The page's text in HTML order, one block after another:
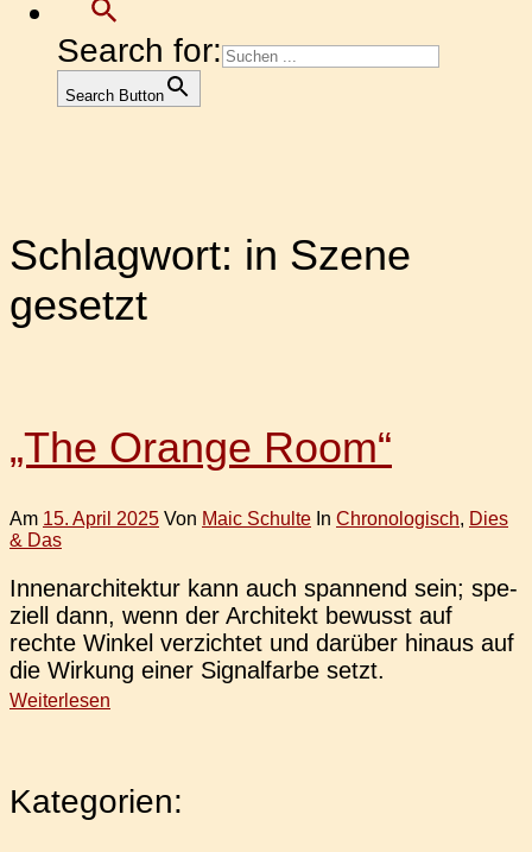
Search for:
Search Button
Schlagwort: in Szene
gesetzt
„The Orange Room“
Am 15. April 2025 Von Maic Schulte In Chronologisch, Dies
& Das
Innen­ar­chi­tek­tur kann auch span­nend sein; spe­
zi­ell dann, wenn der Archi­tekt bewusst auf
rechte Winkel ver­zich­tet und dar­über hinaus auf
die Wir­kung einer Signal­far­be setzt.
Weiterlesen
Kategorien: